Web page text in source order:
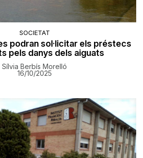
SOCIETAT
podran sol·licitar els préstecs
pels danys dels aiguats
Sílvia Berbís Morelló
16/10/2025